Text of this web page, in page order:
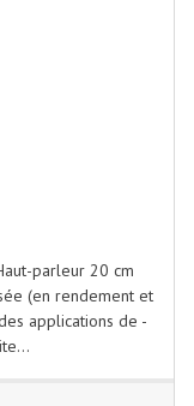
parleur 20 cm
(en rendement et
applications de -